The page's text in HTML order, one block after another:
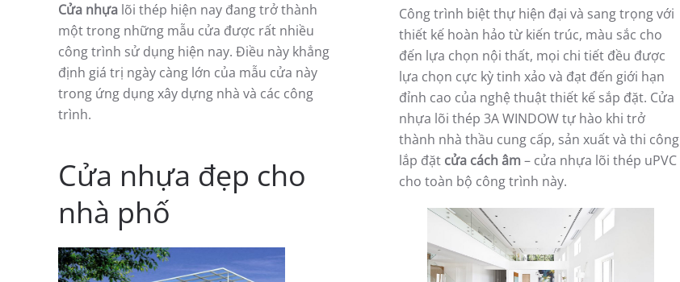
Cửa nhựa lõi thép hiện nay đang trở thành
một trong những mẫu cửa được rất nhiều
công trình sử dụng hiện nay. Điều này khẳng
định giá trị ngày càng lớn của mẫu cửa này
trong ứng dụng xây dựng nhà và các công
trình.
Cửa nhựa đẹp cho
nhà phố
Công trình biệt thự hiện đại và sang trọng với
thiết kế hoàn hảo từ kiến trúc, màu sắc cho
đến lựa chọn nội thất, mọi chi tiết đều được
lựa chọn cực kỳ tinh xảo và đạt đến giới hạn
đỉnh cao của nghệ thuật thiết kế sắp đặt. Cửa
nhựa lõi thép 3A WINDOW tự hào khi trở
thành nhà thầu cung cấp, sản xuất và thi công
lắp đặt cửa cách âm– cửa nhựa lõi thép uPVC
cho toàn bộ công trình này.